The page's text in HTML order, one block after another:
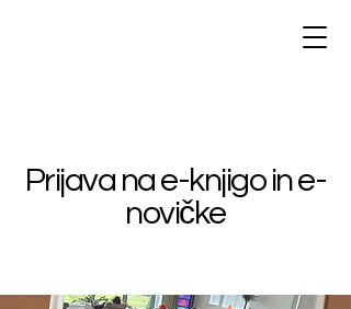
Prijava na e-knjigo in e-
novičke